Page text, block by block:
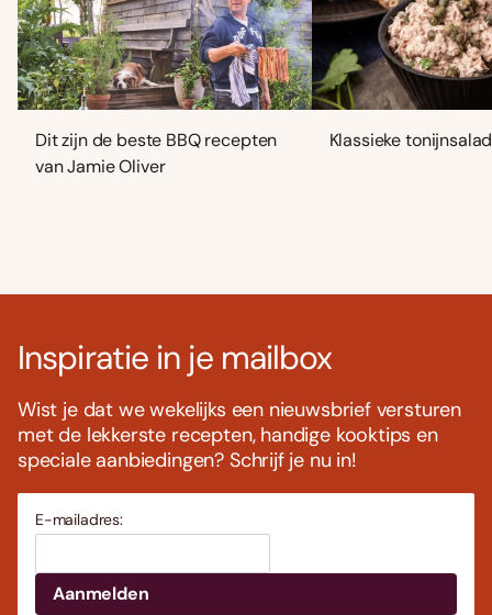
Dit zijn de beste BBQ recepten
van Jamie Oliver
Klassieke
Inspiratie in je mailbox
Wist je dat we wekelijks een nieuwsbrief versturen
met de lekkerste recepten, handige kooktips en
speciale aanbiedingen? Schrijf je nu in!
E-mailadres: